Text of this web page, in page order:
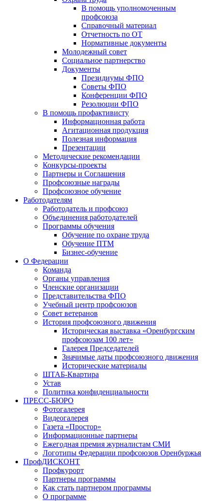
В помощь уполномоченным
профсоюза
Справочный материал
Отчетность по ОТ
Нормативные документы
Молодежный совет
Социальное партнерство
Документы
Президиумы ФПО
Советы ФПО
Конференции ФПО
Резолюции ФПО
В помощь профактивисту
Информационная работа
Агитационная продукция
Полезная информация
Презентации
Методические рекомендации
Конкурсы-проекты
Партнеры и Соглашения
Профсоюзные награды
Профсоюзное обучение
Работодателям
Работодатель и профсоюз
Объединения работодателей
Программы обучения
Обучение по охране труда
Обучение ПТМ
Бизнес-обучение
О Федерации
Команда
Органы управления
Членские организации
Представительства ФПО
Учебный центр профсоюзов
Совет ветеранов
История профсоюзного движения
Историческая выставка «Оренбургским
профсоюзам 100 лет»
Галерея Председателей
Значимые даты профсоюзного движения
Исторические материалы
ШТАБ-Квартира
Устав
Политика конфиденциальности
ПРЕСС-БЮРО
Фотогалерея
Видеогалерея
Газета «Простор»
Информационные партнеры
Ежегодная премия журналистам СМИ
Логотипы Федерации профсоюзов Оренбуржья
ПрофДИСКОНТ
Профкурорт
Партнеры программы
Как стать партнером программы
О программе